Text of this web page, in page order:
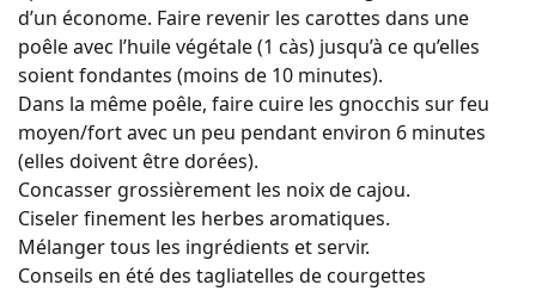
d’un économe. Faire revenir les carottes dans une
poêle avec l’huile végétale (1 càs) jusqu’à ce qu’elles
soient fondantes (moins de 10 minutes).
Dans la même poêle, faire cuire les gnocchis sur feu
moyen/fort avec un peu pendant environ 6 minutes
(elles doivent être dorées).
Concasser grossièrement les noix de cajou.
Ciseler finement les herbes aromatiques.
Mélanger tous les ingrédients et servir.
Conseils en été des tagliatelles de courgettes